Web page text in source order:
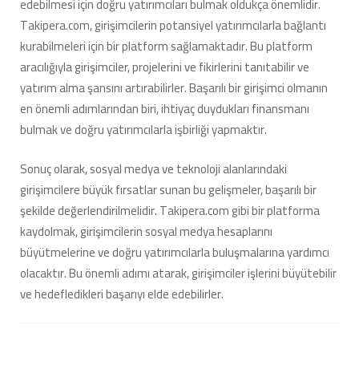
Takipera.com, girişimcilerin potansiyel yatırımcılarla bağlantı
kurabilmeleri için bir platform sağlamaktadır. Bu platform
aracılığıyla girişimciler, projelerini ve fikirlerini tanıtabilir ve
yatırım alma şansını artırabilirler. Başarılı bir girişimci olmanın
en önemli adımlarından biri, ihtiyaç duydukları finansmanı
bulmak ve doğru yatırımcılarla işbirliği yapmaktır.
Sonuç olarak, sosyal medya ve teknoloji alanlarındaki
girişimcilere büyük fırsatlar sunan bu gelişmeler, başarılı bir
şekilde değerlendirilmelidir. Takipera.com gibi bir platforma
kaydolmak, girişimcilerin sosyal medya hesaplarını
büyütmelerine ve doğru yatırımcılarla buluşmalarına yardımcı
olacaktır. Bu önemli adımı atarak, girişimciler işlerini büyütebilir
ve hedefledikleri başarıyı elde edebilirler.